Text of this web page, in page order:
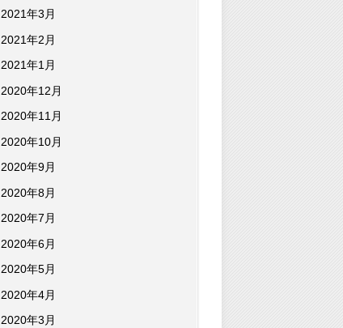
2021年3月
2021年2月
2021年1月
2020年12月
2020年11月
2020年10月
2020年9月
2020年8月
2020年7月
2020年6月
2020年5月
2020年4月
2020年3月